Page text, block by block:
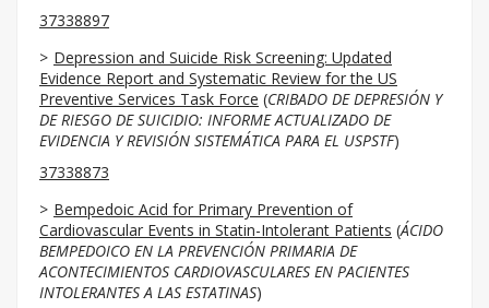
37338897
Depression and Suicide Risk Screening: Updated
Evidence Report and Systematic Review for the US
Preventive Services Task Force (CRIBADO DE DEPRESIÓN Y
DE RIESGO DE SUICIDIO: INFORME ACTUALIZADO DE
EVIDENCIA Y REVISIÓN SISTEMÁTICA PARA EL USPSTF)
37338873
Bempedoic Acid for Primary Prevention of
Cardiovascular Events in Statin-Intolerant Patients (ÁCIDO
BEMPEDOICO EN LA PREVENCIÓN PRIMARIA DE
ACONTECIMIENTOS CARDIOVASCULARES EN PACIENTES
INTOLERANTES A LAS ESTATINAS)